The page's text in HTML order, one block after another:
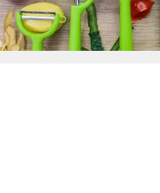
lieferbar - in 3-4 Werktagen bei dir
+1